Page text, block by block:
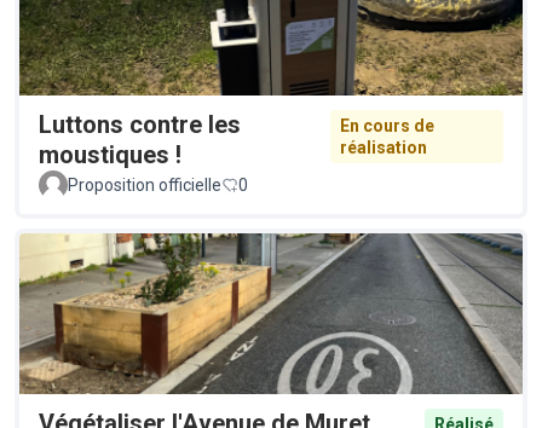
Luttons contre les
moustiques !
En cours de
réalisation
Proposition officielle
0